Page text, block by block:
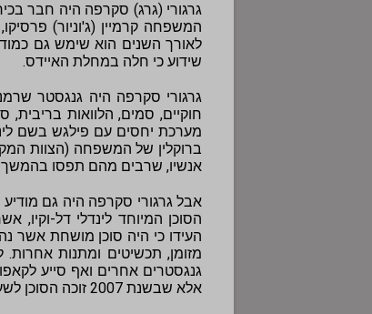
גרגורי (גרג) סקרפה היה חבר
המשפחה קרמיין (ג'וניור)
שידוע כי חלה במחלת האיידס.
גרגורי סקרפה היה גנגסטר
מערכת יחסים עם פילגש בשם
ברוקלין של המשפחה (הצוות
אנשיו, שרבים מהם תפסו
הסוכן המיוחד לינדלי דל-וקיו,
העידו כי היה סוכן מושחת אשר
גנגסטרים אחרים ואף סייע
אלא שבשנת 2007 זוכה הסוכן לשעבר דל-וקיו מכל ההאשמות נגדו, לאחר משפט ממושך.